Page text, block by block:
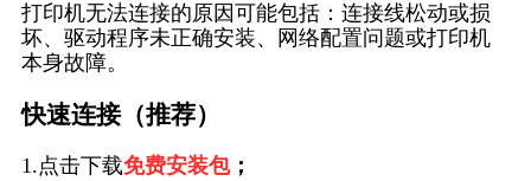
打印机无法连接的原因可能包括：连接线松动或损
坏、驱动程序未正确安装、网络配置问题或打印机
本身故障。
快速连接（推荐）
1.点击下载免费安装包；